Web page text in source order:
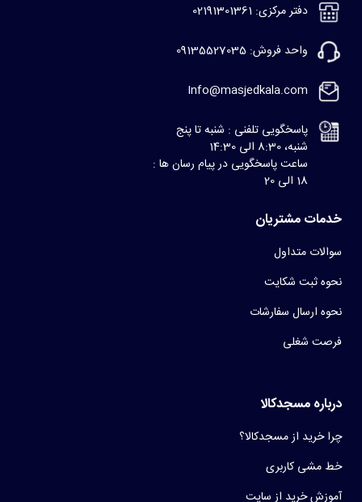
دفتر مرکزی: 02191301361
واحد فروش: 09135527035
Info@masjedkala.com
پاسخگویی تلفنی : شنبه تا پنج
شنبه، 8:30 الی 14:30
ساعت پاسخگویی در پیام رسان ها :
18 الی 20
خدمات مشتریان
سوالات متداول
نحوه ثبت شکایت
نحوه ارسال سفارشات
فرصت شغلی
درباره مسجدکالا
چرا خرید از مسجدکالا؟
خط مشی کاربری
آموزش خرید از سایت